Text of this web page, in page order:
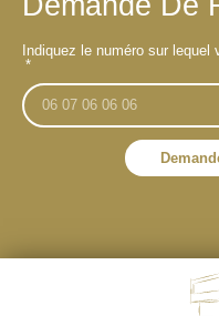
Indiquez le numéro sur